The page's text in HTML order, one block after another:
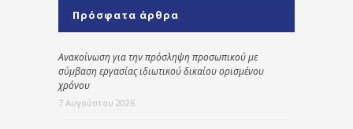
Πρόσφατα άρθρα
Ανακοίνωση για την πρόσληψη προσωπικού με
σύμβαση εργασίας ιδιωτικού δικαίου ορισμένου
χρόνου
7 Αυγούστου 2026